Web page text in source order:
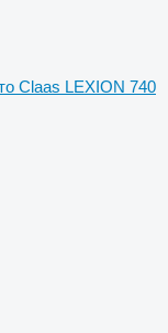
Claas LEXION 740